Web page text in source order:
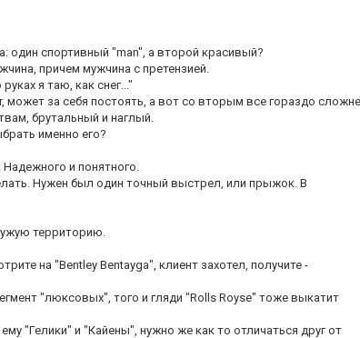
один спортивный "man", а второй красивый?
причем мужчина с претензией.
я таю, как снег..."
может за себя постоять, а вот со вторым все гораздо
брутальный и наглый.
именно его?
и понятного.
Нужен был один точный выстрел, или прыжок. В
территорию.
на "Bentley Bentayga", клиент захотел, получите -
"люксовых", того и гляди "Rolls Royse" тоже выкатит
"Гелики" и "Кайены", нужно же как то отличаться друг от